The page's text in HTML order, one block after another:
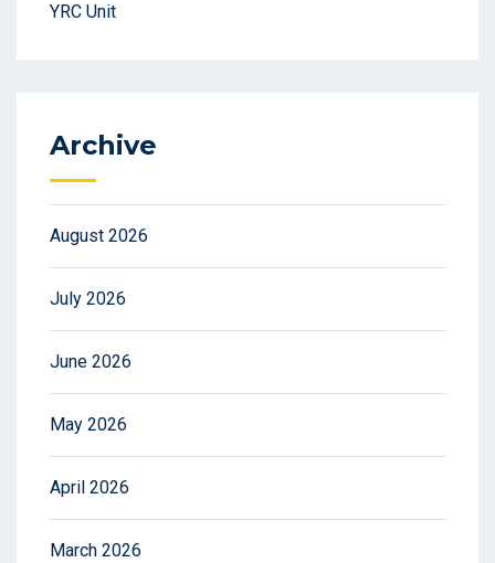
YRC Unit
Archive
August 2026
July 2026
June 2026
May 2026
April 2026
March 2026